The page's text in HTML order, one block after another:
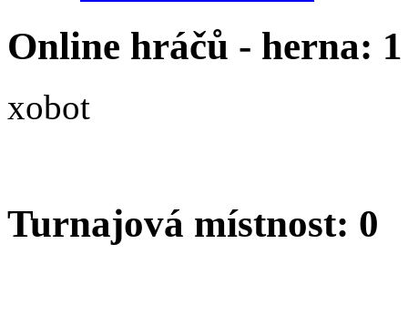
Online hráčů - herna: 1
xobot
Turnajová místnost: 0